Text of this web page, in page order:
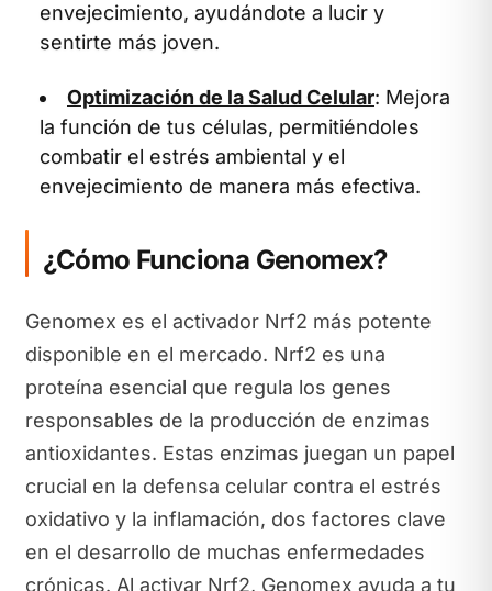
envejecimiento, ayudándote a lucir y
sentirte más joven.
Optimización de la Salud Celular: Mejora
la función de tus células, permitiéndoles
combatir el estrés ambiental y el
envejecimiento de manera más efectiva.
¿Cómo Funciona Genomex?
Genomex es el activador Nrf2 más potente
disponible en el mercado. Nrf2 es una
proteína esencial que regula los genes
responsables de la producción de enzimas
antioxidantes. Estas enzimas juegan un papel
crucial en la defensa celular contra el estrés
oxidativo y la inflamación, dos factores clave
en el desarrollo de muchas enfermedades
crónicas. Al activar Nrf2, Genomex ayuda a tu